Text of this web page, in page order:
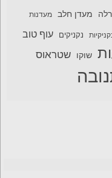
מעדן חלב מעדנות
נקניקים עוף טוב
שוקו שטראוס